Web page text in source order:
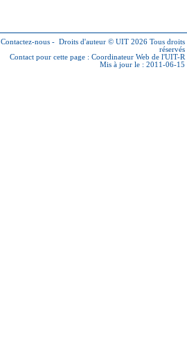
Contactez-nous - Droits d'auteur © UIT 2026 Tous droits
réservés
Contact pour cette page : Coordinateur Web de l'UIT-R
Mis à jour le : 2011-06-15